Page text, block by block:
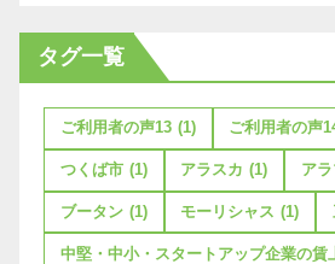
タグ一覧
ご利用者の声13 (1) ご利用者の声
つくば市 (1) アラスカ (1) ア
ブータン (1) モーリシャス (1)
中堅・中小・スタートアップ企業の賃